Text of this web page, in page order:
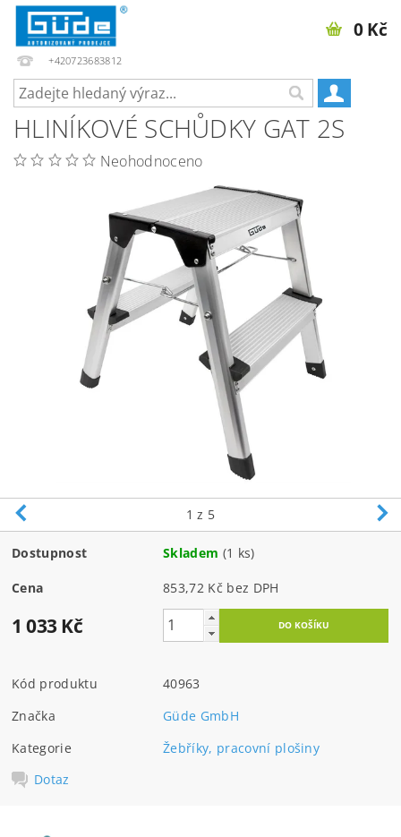
+420723683812
0 Kč
HLINÍKOVÉ SCHŮDKY GAT 2S
Neohodnoceno
1 z 5
Dostupnost Skladem (1 ks)
Cena 853,72 Kč bez DPH
1 033 Kč
Kód produktu
40963
Značka
Güde GmbH
Kategorie
Žebříky, pracovní plošiny
Dotaz